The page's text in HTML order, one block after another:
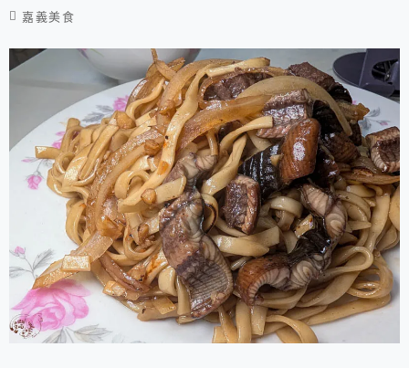
嘉義美食